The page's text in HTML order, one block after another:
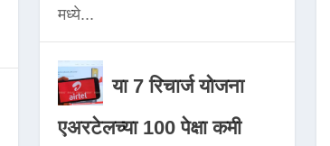
मध्ये...
या 7 रिचार्ज योजना
एअरटेलच्या 100 पेक्षा कमी